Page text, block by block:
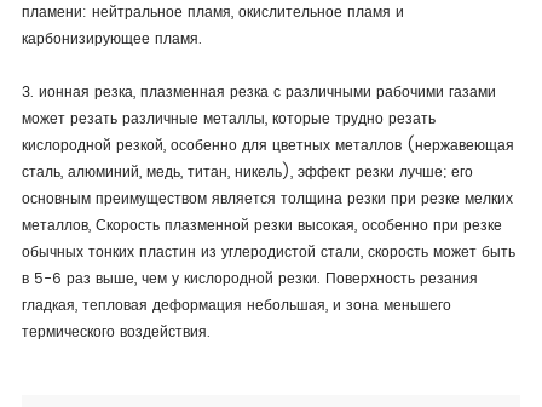
пламени: нейтральное пламя, окислительное пламя и
карбонизирующее пламя.
3. ионная резка, плазменная резка с различными рабочими газами
может резать различные металлы, которые трудно резать
кислородной резкой, особенно для цветных металлов (нержавеющая
сталь, алюминий, медь, титан, никель), эффект резки лучше; его
основным преимуществом является толщина резки при резке мелких
металлов, Скорость плазменной резки высокая, особенно при резке
обычных тонких пластин из углеродистой стали, скорость может быть
в 5-6 раз выше, чем у кислородной резки. Поверхность резания
гладкая, тепловая деформация небольшая, и зона меньшего
термического воздействия.